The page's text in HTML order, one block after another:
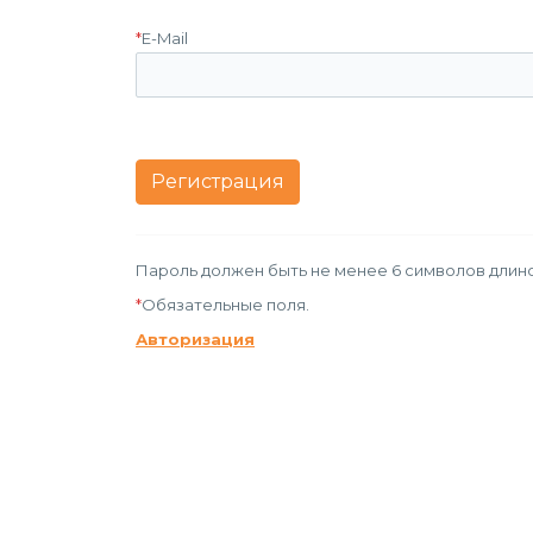
*E-Mail
Пароль должен быть не менее 6 символов
*Обязательные поля.
Авторизация